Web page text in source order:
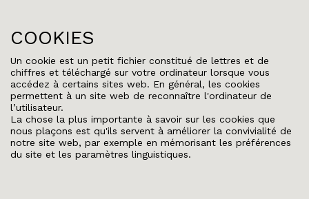
COOKIES
Un cookie est un petit fichier constitué de lettres et de
chiffres et téléchargé sur votre ordinateur lorsque vous
accédez à certains sites web. En général, les cookies
permettent à un site web de reconnaître l'ordinateur de
l’utilisateur.
La chose la plus importante à savoir sur les cookies que
nous plaçons est qu'ils servent à améliorer la convivialité de
notre site web, par exemple en mémorisant les préférences
du site et les paramètres linguistiques.